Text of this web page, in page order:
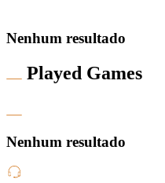
Nenhum resultado
Played Games
Nenhum resultado